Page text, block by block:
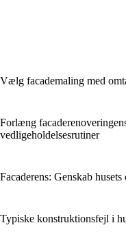
Vælg facademaling med
Forlæng
vedligeholdelsesrutiner
Facaderens: Genskab
Typiske konstruktionsfejl i